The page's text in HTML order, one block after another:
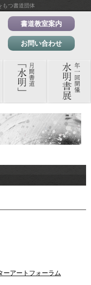
もつ書道団体
書道教室案内
お問い合わせ
ーアートフォーラム